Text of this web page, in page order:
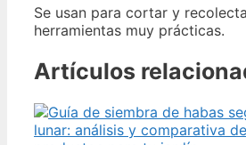
Se usan para cortar y
herramientas muy prácticas.
Artículos